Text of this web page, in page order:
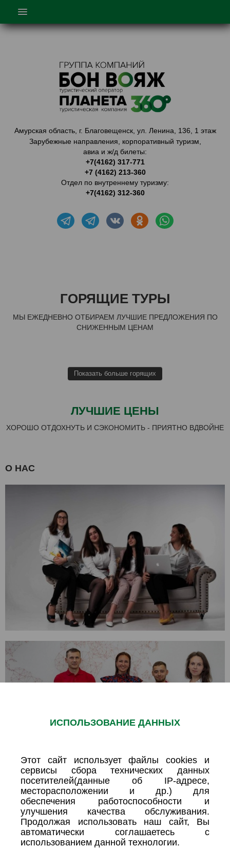
О НАС
ТУРЫ ПО КИТАЮ
ГОРЯЩИЕ ТУРЫ
ТУРЫ ПО АМУРСКОЙ ОБЛАСТИ
КОРПОРАТИВНОЕ ОБСЛУЖ.
Амурская область, г. Благовещенск, ул. Ленина, 136, 1 этаж
Зарубежные направления, корпоративный туризм,
авиа и ж/д билеты:
+7(4162) 317-771
+7 (4162) 213-360
Отдел по внутреннему туризму:
+7(4162) 312-360
ГОРЯЩИЕ ТУРЫ
МЫ ЕЖЕДНЕВНО ОТБИРАЕМ ЛУЧШИЕ ПРЕДЛОЖЕНИЯ ПО
СНИЖЕННЫМ ЦЕНАМ
Показать больше горящих
ЛУЧШИЕ ЦЕНЫ
ХОРОШО ОТДОХНУТЬ И СЭКОНОМИТЬ - ПРИЯТНО ВДВОЙНЕ
О НАС
ИСПОЛЬЗОВАНИЕ ДАННЫХ
Этот сайт использует файлы cookies и
сервисы сбора технических данных
посетителей(данные об IP-адресе,
месторасположении и др.) для
обеспечения работоспособности и
улучшения качества обслуживания.
Продолжая использовать наш сайт, Вы
автоматически соглашаетесь с
использованием данной технологии.